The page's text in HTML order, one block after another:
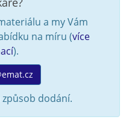
a my Vám
na míru (více
).
dodání.